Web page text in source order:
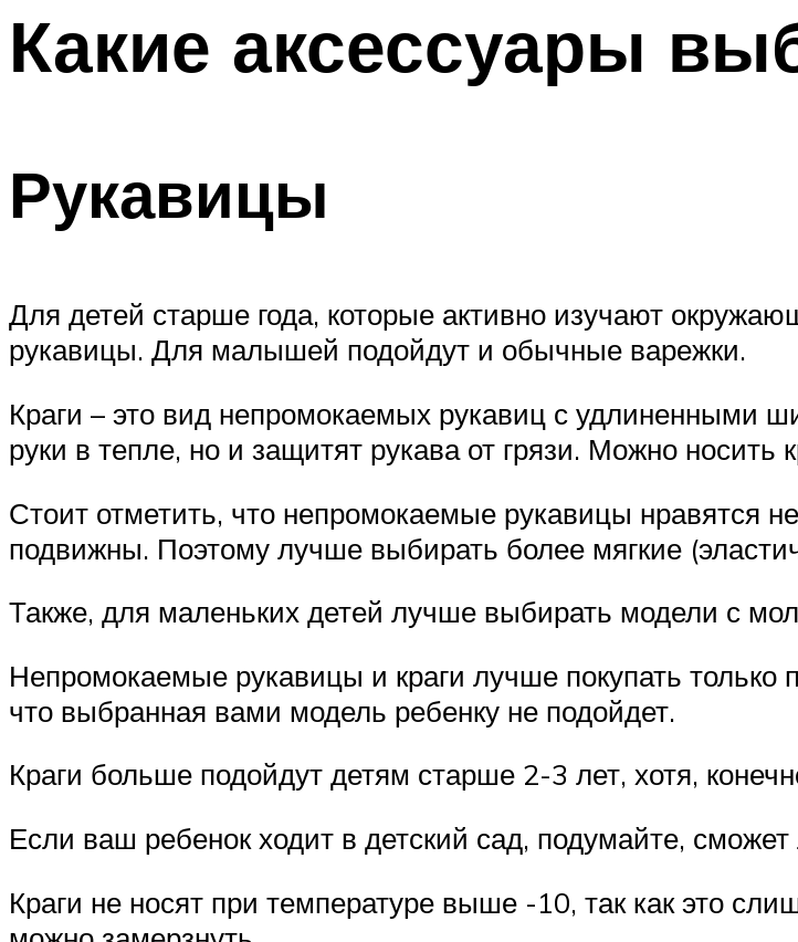
Какие аксессуары
Рукавицы
Для детей старше года, которые активно изучают
рукавицы. Для малышей подойдут и обычные варежки.
Краги – это вид непромокаемых рукавиц с удлиненными
руки в тепле, но и защитят рукава от грязи. Можно носить
Стоит отметить, что непромокаемые рукавицы нравятся
подвижны. Поэтому лучше выбирать более мягкие
Также, для маленьких детей лучше выбирать модели с
Непромокаемые рукавицы и краги лучше покупать только
что выбранная вами модель ребенку не подойдет.
Краги больше подойдут детям старше 2-3 лет, хотя,
Если ваш ребенок ходит в детский сад, подумайте,
Краги не носят при температуре выше -10, так как это